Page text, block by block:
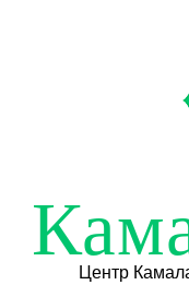
Центр